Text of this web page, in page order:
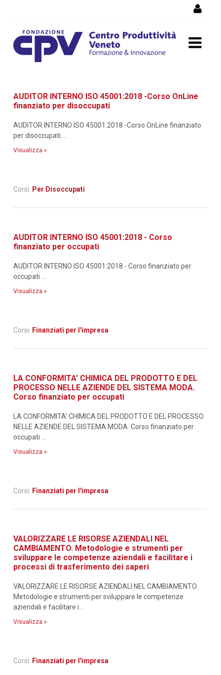
formazione
AUDITOR INTERNO ISO 45001:2018 -Corso OnLine
finanziato per disoccupati
AUDITOR INTERNO ISO 45001:2018 -Corso OnLine finanziato
per disoccupati ...
Visualizza »
Corsi: Per Disoccupati
AUDITOR INTERNO ISO 45001:2018 - Corso
finanziato per occupati
AUDITOR INTERNO ISO 45001:2018 - Corso finanziato per
occupati ...
Visualizza »
Corsi: Finanziati per l'impresa
LA CONFORMITA' CHIMICA DEL PRODOTTO E DEL
PROCESSO NELLE AZIENDE DEL SISTEMA MODA.
Corso finanziato per occupati
LA CONFORMITA' CHIMICA DEL PRODOTTO E DEL PROCESSO
NELLE AZIENDE DEL SISTEMA MODA. Corso finanziato per
occupati ...
Visualizza »
Corsi: Finanziati per l'impresa
VALORIZZARE LE RISORSE AZIENDALI NEL
CAMBIAMENTO. Metodologie e strumenti per
sviluppare le competenze aziendali e facilitare i
processi di trasferimento dei saperi
VALORIZZARE LE RISORSE AZIENDALI NEL CAMBIAMENTO.
Metodologie e strumenti per sviluppare le competenze
aziendali e facilitare i...
Visualizza »
Corsi: Finanziati per l'impresa